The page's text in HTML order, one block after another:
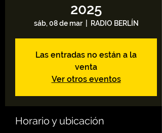
2025
sáb, 08 de mar
  |
RADIO BERLÍN
Las entradas no están a la
venta
Ver otros eventos
Horario y ubicación